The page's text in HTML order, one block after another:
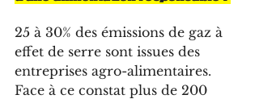
25 à 30% des émissions de gaz à
effet de serre sont issues des
entreprises agro-alimentaires.
Face à ce constat plus de 200